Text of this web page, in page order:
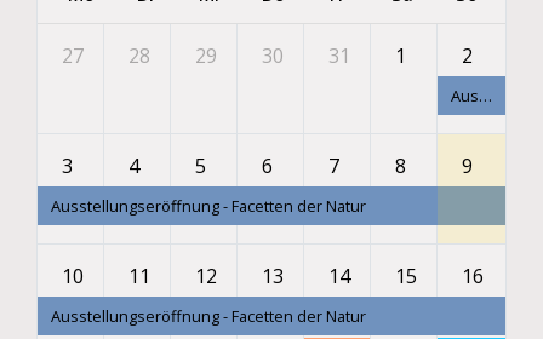
27 28 29 30 31 1 2
Ausstellungseröffnung - Facetten der Natur
3
Ausstellungseröffnung - Facetten der Natur
4 5 6 7 8 9
10
Ausstellungseröffnung - Facetten der Natur
11 12 13 14 15 16